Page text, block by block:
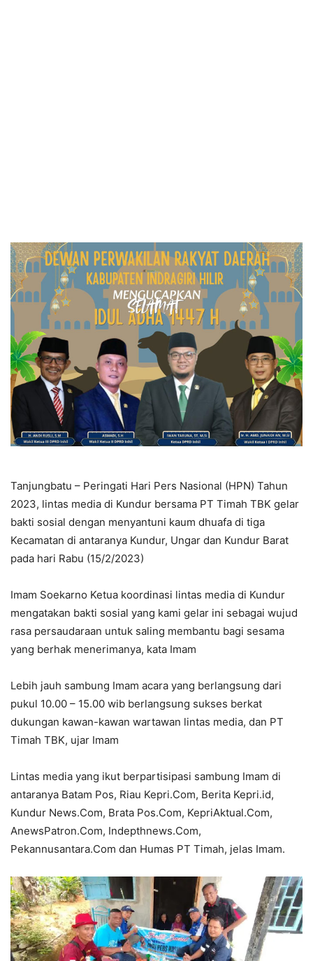
Tanjungbatu – Peringati Hari Pers Nasional (HPN) Tahun
2023, lintas media di Kundur bersama PT Timah TBK gelar
bakti sosial dengan menyantuni kaum dhuafa di tiga
Kecamatan di antaranya Kundur, Ungar dan Kundur Barat
pada hari Rabu (15/2/2023)
Imam Soekarno Ketua koordinasi lintas media di Kundur
mengatakan bakti sosial yang kami gelar ini sebagai wujud
rasa persaudaraan untuk saling membantu bagi sesama
yang berhak menerimanya, kata Imam
Lebih jauh sambung Imam acara yang berlangsung dari
pukul 10.00 – 15.00 wib berlangsung sukses berkat
dukungan kawan-kawan wartawan lintas media, dan PT
Timah TBK, ujar Imam
Lintas media yang ikut berpartisipasi sambung Imam di
antaranya Batam Pos, Riau Kepri.Com, Berita Kepri.id,
Kundur News.Com, Brata Pos.Com, KepriAktual.Com,
AnewsPatron.Com, Indepthnews.Com,
Pekannusantara.Com dan Humas PT Timah, jelas Imam.